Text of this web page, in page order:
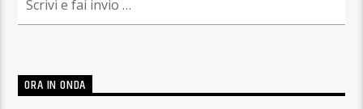
ORA IN ONDA